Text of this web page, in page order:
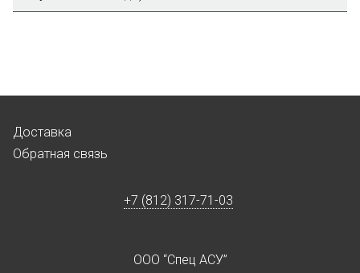
Доставка
Обратная связь
+7 (812) 317-71-03
ООО “Спец АСУ”